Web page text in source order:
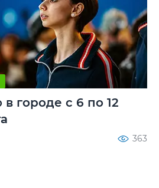
в городе с 6 по 12
363